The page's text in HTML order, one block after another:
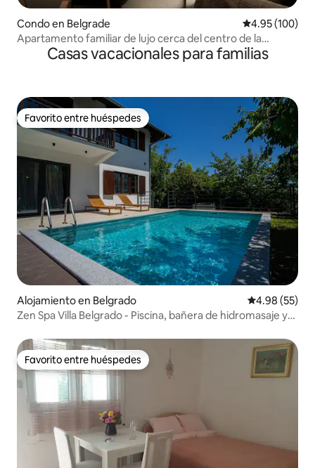
Condo en Belgrade Calificación
4.95 (100)
Apartamento familiar de lujo cerca del centro de la
fortaleza de Belgrado
Casas vacacionales para familias
Favorito entre huéspedes
Favorito entre huéspedes
Alojamiento en Belgrado Calificación
4.98 (55)
Zen Spa Villa Belgrado - Piscina, bañera de hidromasaje y
Favorito entre huéspedes
Favorito entre huéspedes